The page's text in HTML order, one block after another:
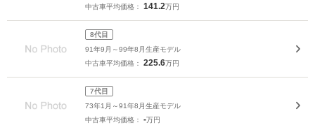
中古車平均価格： 141.2万円
8代目
91年9月～99年8月生産モデル
中古車平均価格： 225.6万円
7代目
73年1月～91年8月生産モデル
中古車平均価格： -万円